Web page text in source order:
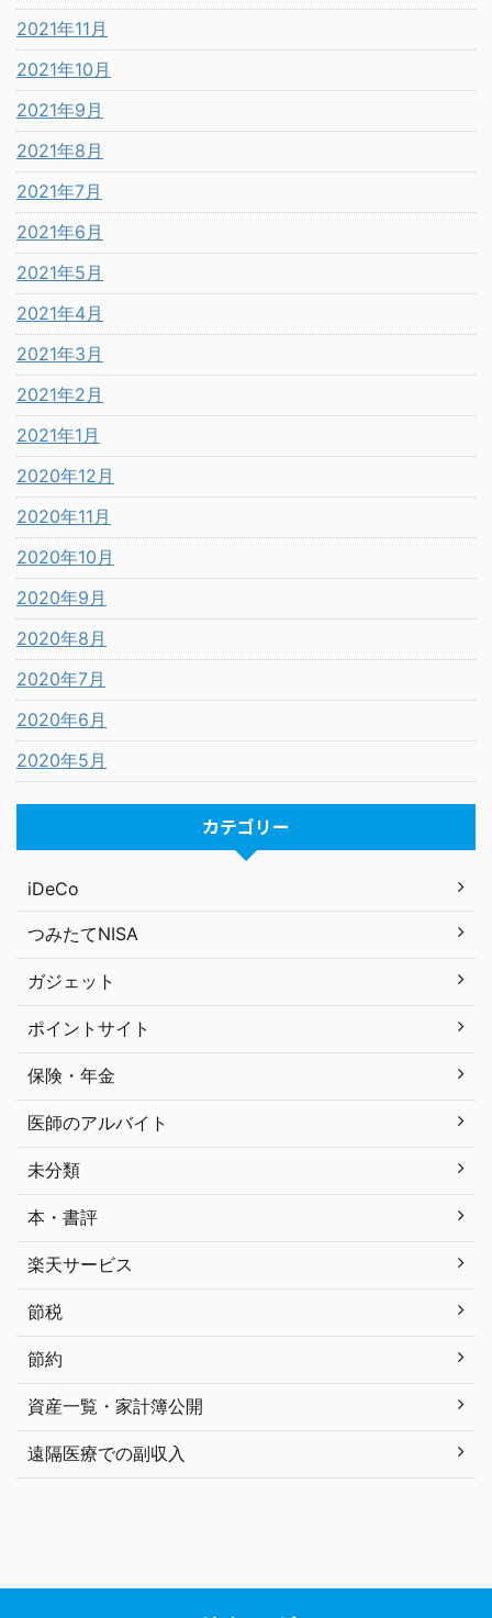
2021年11月
2021年10月
2021年9月
2021年8月
2021年7月
2021年6月
2021年5月
2021年4月
2021年3月
2021年2月
2021年1月
2020年12月
2020年11月
2020年10月
2020年9月
2020年8月
2020年7月
2020年6月
2020年5月
カテゴリー
iDeCo
つみたてNISA
ガジェット
ポイントサイト
保険・年金
医師のアルバイト
未分類
本・書評
楽天サービス
節税
節約
資産一覧・家計簿公開
遠隔医療での副収入